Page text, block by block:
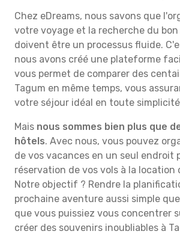
Chez eDreams, nous savons que
votre voyage et la recherche du
doivent être un processus fluide.
nous avons créé une plateforme
vous permet de comparer des
Tagum en même temps, vous
votre séjour idéal en toute
Mais nous sommes bien plus que
hôtels. Avec nous, vous pouvez
de vos vacances en un seul endroit
réservation de vos vols à la location
Notre objectif ? Rendre la
prochaine aventure aussi simple
que vous puissiez vous concentrer
créer des souvenirs inoubliables à